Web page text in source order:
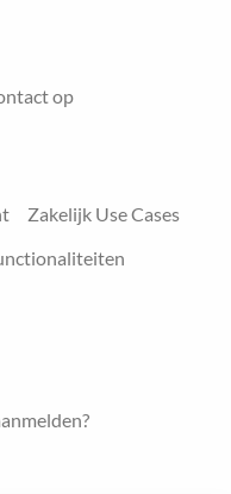
op
Zakelijk Use Cases